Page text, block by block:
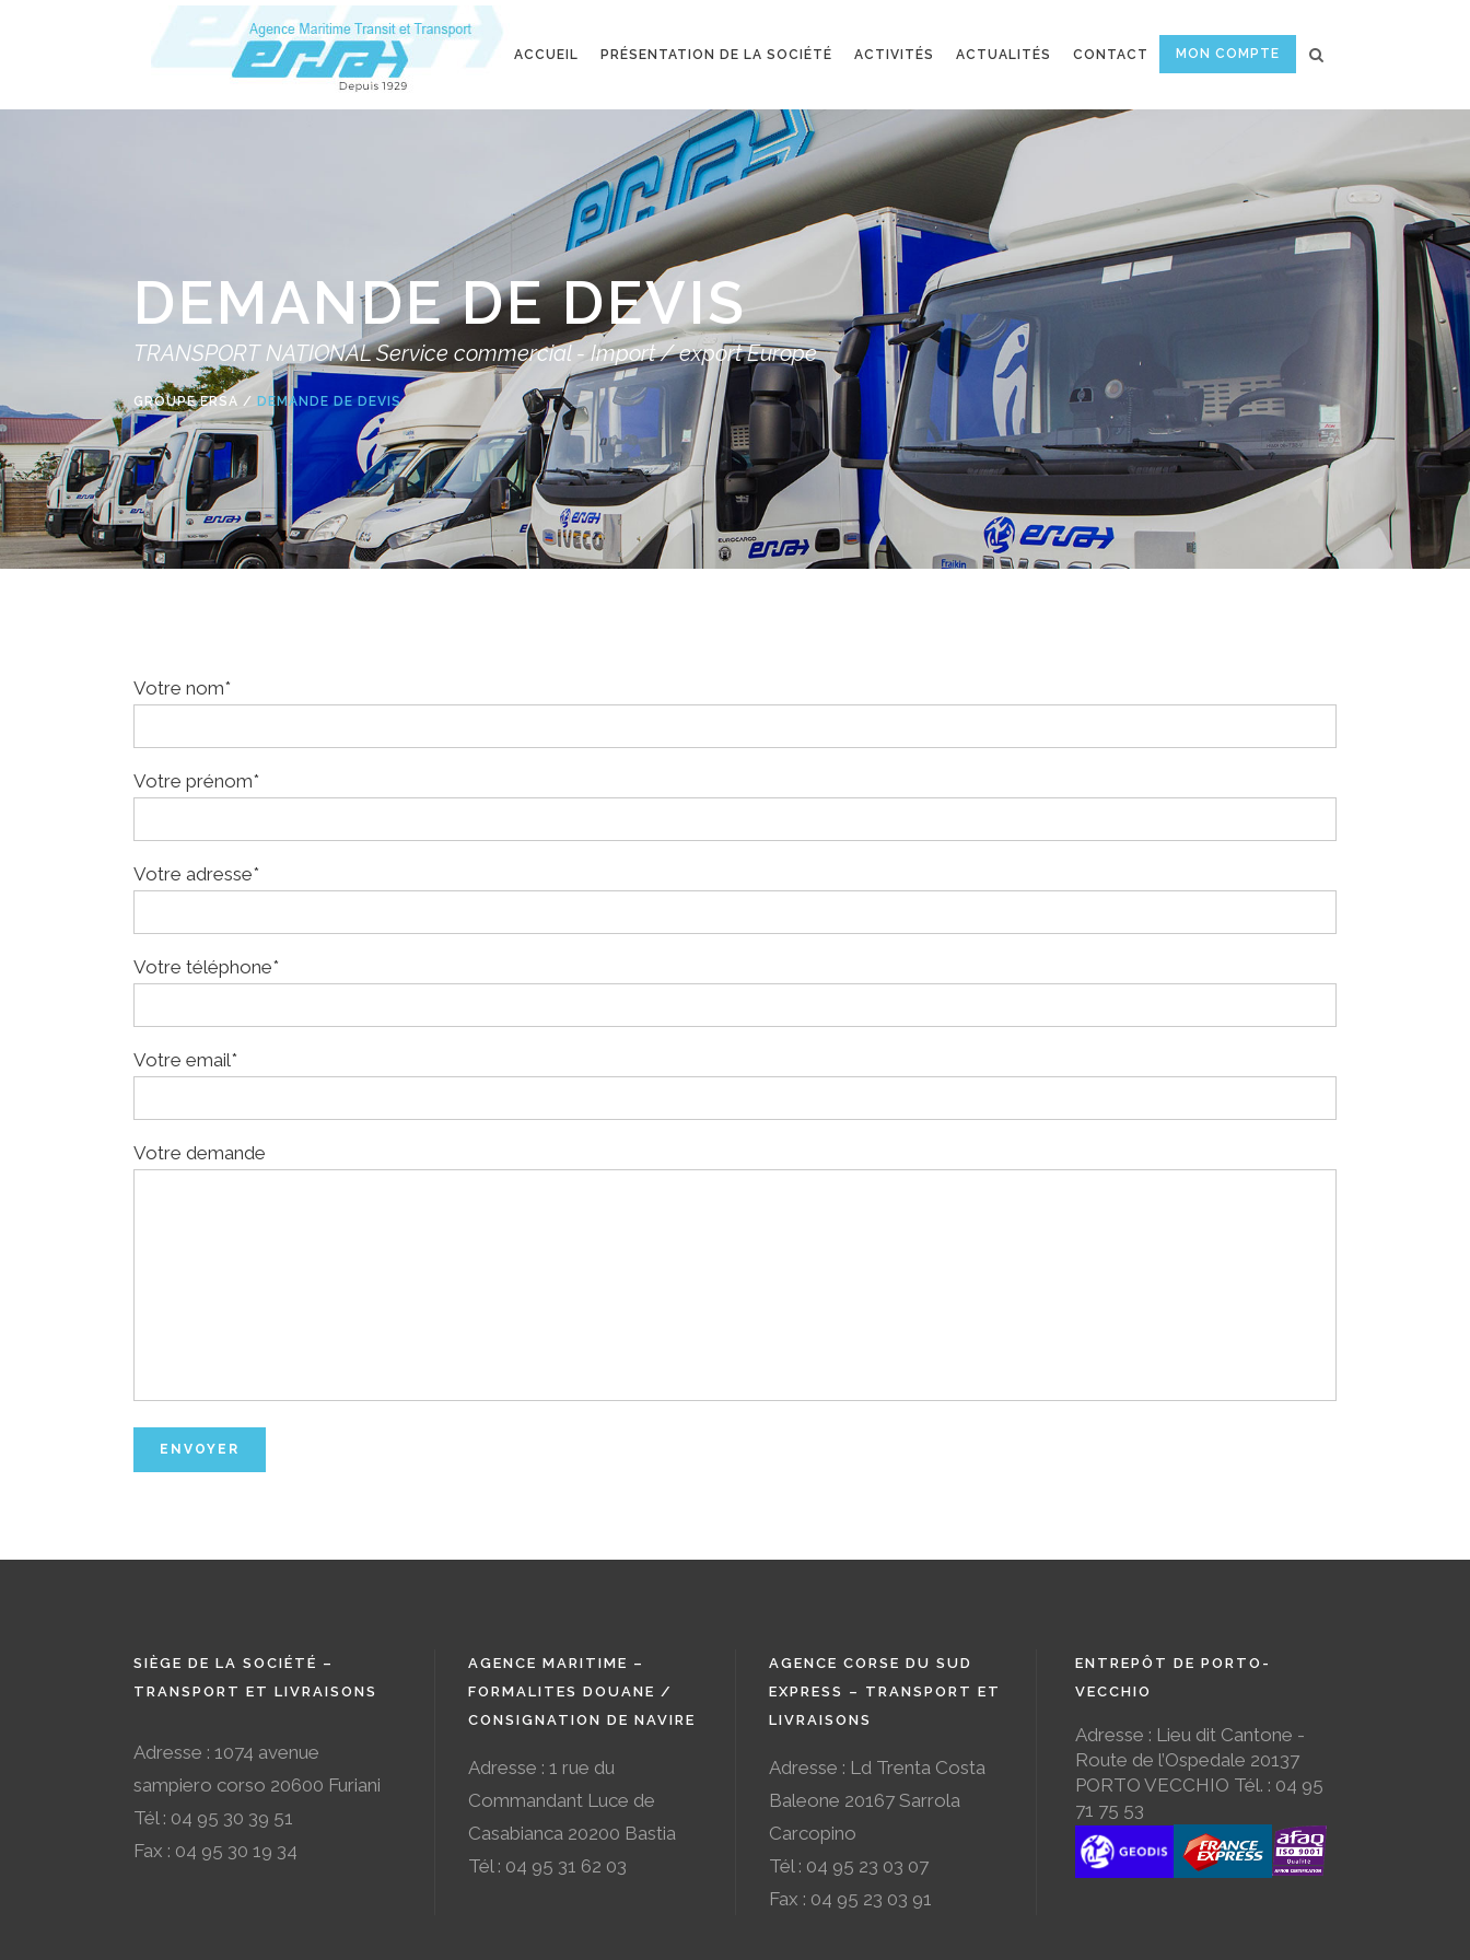
ACCUEIL PRÉSENTATION DE LA SOCIÉTÉ ACTIVITÉS ACTUALITÉS CONTACT MON COMPTE
DEMANDE DE DEVIS
TRANSPORT NATIONAL Service commercial - Import / export Europe
GROUPE ERSA / DEMANDE DE DEVIS
Votre nom*
Votre prénom*
Votre adresse*
Votre téléphone*
Votre email*
Votre demande
SIÈGE DE LA SOCIÉTÉ –
TRANSPORT ET LIVRAISONS
Adresse : 1074 avenue
sampiero corso 20600 Furiani
Tél : 04 95 30 39 51
Fax : 04 95 30 19 34
AGENCE MARITIME –
FORMALITES DOUANE /
CONSIGNATION DE NAVIRE
Adresse : 1 rue du
Commandant Luce de
Casabianca 20200 Bastia
Tél : 04 95 31 62 03
AGENCE CORSE DU SUD
EXPRESS – TRANSPORT ET
LIVRAISONS
Adresse : Ld Trenta Costa
Baleone 20167 Sarrola
Carcopino
Tél : 04 95 23 03 07
Fax : 04 95 23 03 91
ENTREPÔT DE PORTO-
VECCHIO
Adresse : Lieu dit Cantone -
Route de l’Ospedale 20137
PORTO VECCHIO Tél. : 04 95
71 75 53